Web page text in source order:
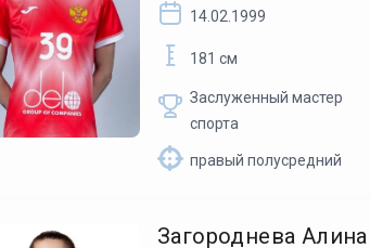
14.02.1999
181 см
Заслуженный мастер
спорта
правый полусредний
Загороднева Алина